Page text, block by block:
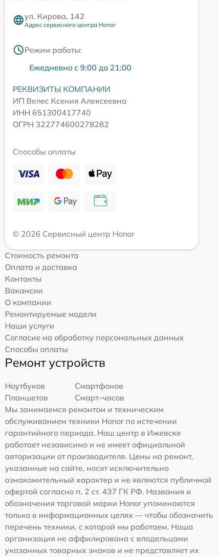
ул. Кирова, 142
Адрес сервисного центра Honor
Режим работы:
Ежедневно с 9:00 до 21:00
РЕКВИЗИТЫ КОМПАНИИ
ИП Велес Ксения Алексеевна
ИНН 651300417740
ОГРН 322774600278282
Способы оплаты
© 2026 Сервисный центр Honor
Стоимость ремонта
Оплата и доставка
Контакты
Вакансии
О компании
Ремонтируемые модели
Наши услуги
Согласие на обработку персональных данных
Способы оплаты
Ремонт устройств
Ноутбуков
Смартфонов
Планшетов
Смарт-часов
Мы занимаемся ремонтом и техническим
обслуживанием техники Honor по истечении
гарантийного периода. Наш центр в Ижевске
работает независимо и не имеет официальной
авторизации от производителя. Цены на ремонт,
указанные на сайте, носят исключительно
ознакомительный характер и не являются публичной
офертой согласно п. 2 ст. 437 ГК РФ. Названия и
обозначения торговой марки Honor упоминаются
только в информационных целях — чтобы обозначить
перечень техники, с которой мы работаем. Наша
организация не аффилирована с владельцами
указанных товарных знаков и не представляет их